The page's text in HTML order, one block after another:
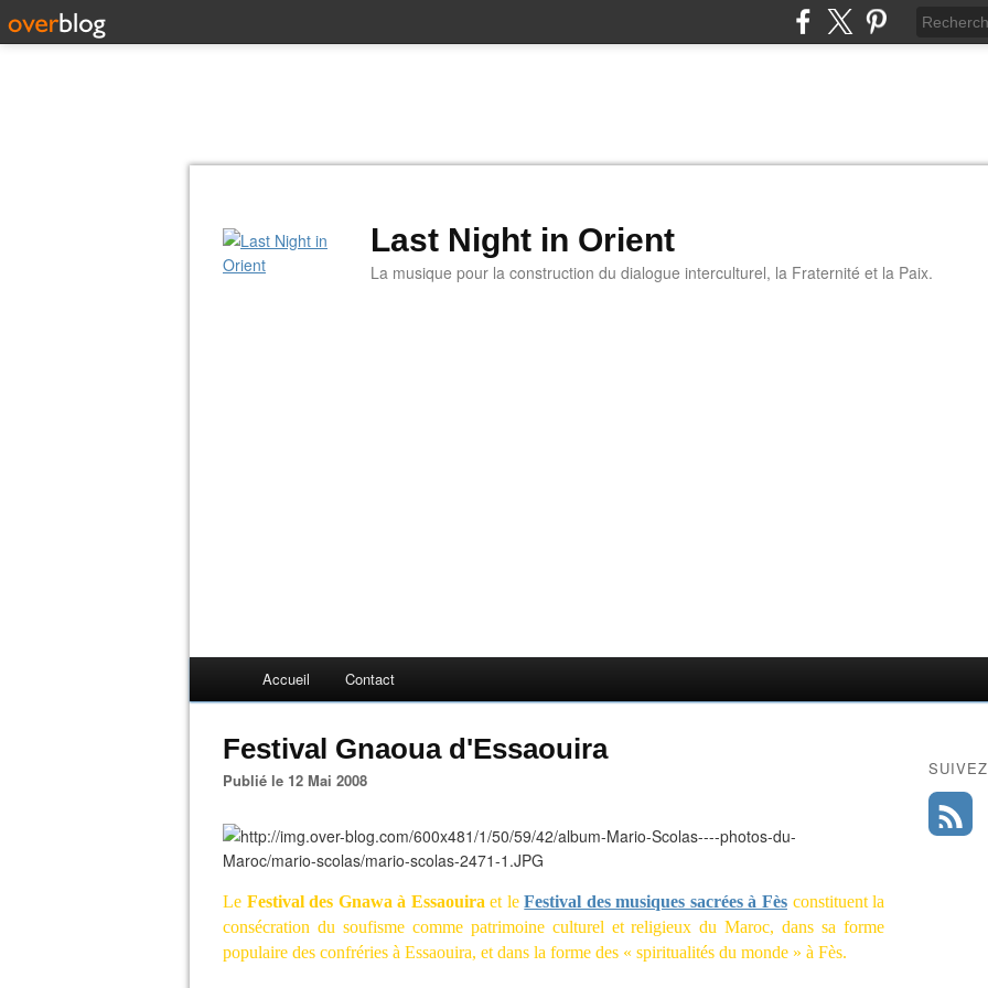
Last Night in Orient
La musique pour la construction du dialogue interculturel, la Fraternité et la Paix.
Accueil Contact
Festival Gnaoua d'Essaouira
Publié le 12 Mai 2008
Le Festival des Gnawa à Essaouira et leFestival des musiques sacrées à Fès constituent la
consécration du soufisme comme patrimoine culturel et religieux du Maroc, dans sa forme
populaire des confréries à Essaouira, et dans la forme des « spiritualités du monde » à Fès.